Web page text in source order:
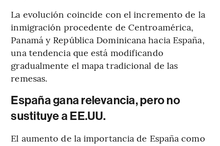
La evolución coincide con el incremento de la
inmigración procedente de Centroamérica,
Panamá y República Dominicana hacia España,
una tendencia que está modificando
gradualmente el mapa tradicional de las
remesas.
España gana relevancia, pero no
sustituye a EE.UU.
El aumento de la importancia de España como